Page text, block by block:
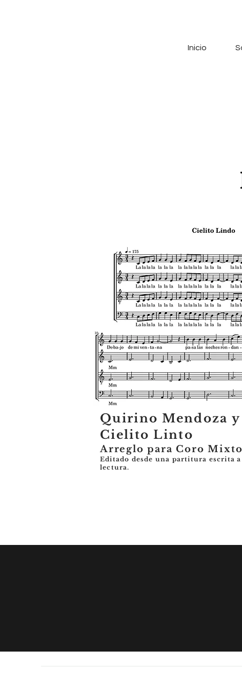
Inicio
Quirino Mendoza y
Cielito Linto
Arreglo para Coro Mixto
Editado desde una partitura escrita
lectura.